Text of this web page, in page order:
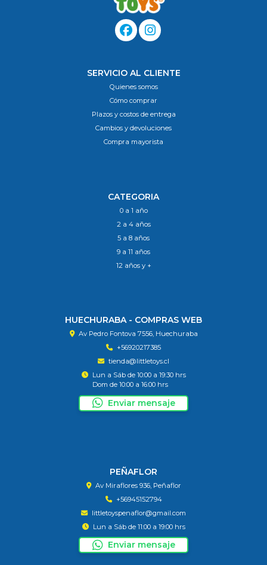
SERVICIO AL CLIENTE
Quienes somos
Cómo comprar
Plazos y costos de entrega
Cambios y devoluciones
Compra mayorista
CATEGORIA
0 a 1 año
2 a 4 años
5 a 8 años
9 a 11 años
12 años y +
HUECHURABA - COMPRAS WEB
Av Pedro Fontova 7556, Huechuraba
+56920217385
tienda@littletoys.cl
Lun a Sáb de 10:00 a 19:30 hrs
Dom de 10:00 a 16:00 hrs
Enviar mensaje
PEÑAFLOR
Av Miraflores 936, Peñaflor
+56945152794
littletoyspenaflor@gmail.com
Lun a Sáb de 11:00 a 19:00 hrs
Enviar mensaje